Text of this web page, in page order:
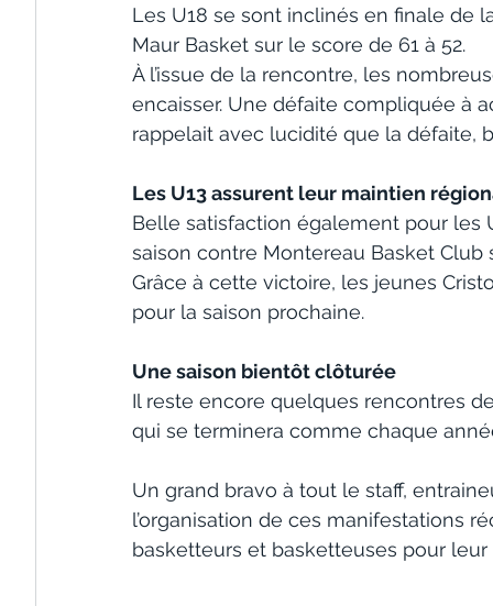
Les U18 se sont inclinés en finale de
Maur Basket sur le score de 61 à 52.
À l’issue de la rencontre, les
encaisser. Une défaite compliquée à
rappelait avec lucidité que la défaite,
Les U13 assurent leur maintien
Belle satisfaction également pour
saison contre Montereau Basket Club
Grâce à cette victoire, les jeunes
pour la saison prochaine.
Une saison bientôt clôturée
Il reste encore quelques rencontres
qui se terminera comme chaque
Un grand bravo à tout le staff,
l’organisation de ces manifestations
basketteurs et basketteuses pour